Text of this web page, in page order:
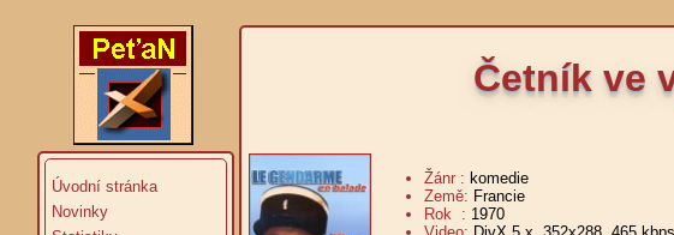
Úvodní stránka
Novinky
Četník ve
Žánr : komedie
Země: Francie
Rok : 1970